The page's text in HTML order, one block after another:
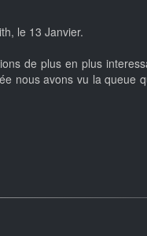
le 13 Janvier.
de plus en plus
nous avons vu la queue